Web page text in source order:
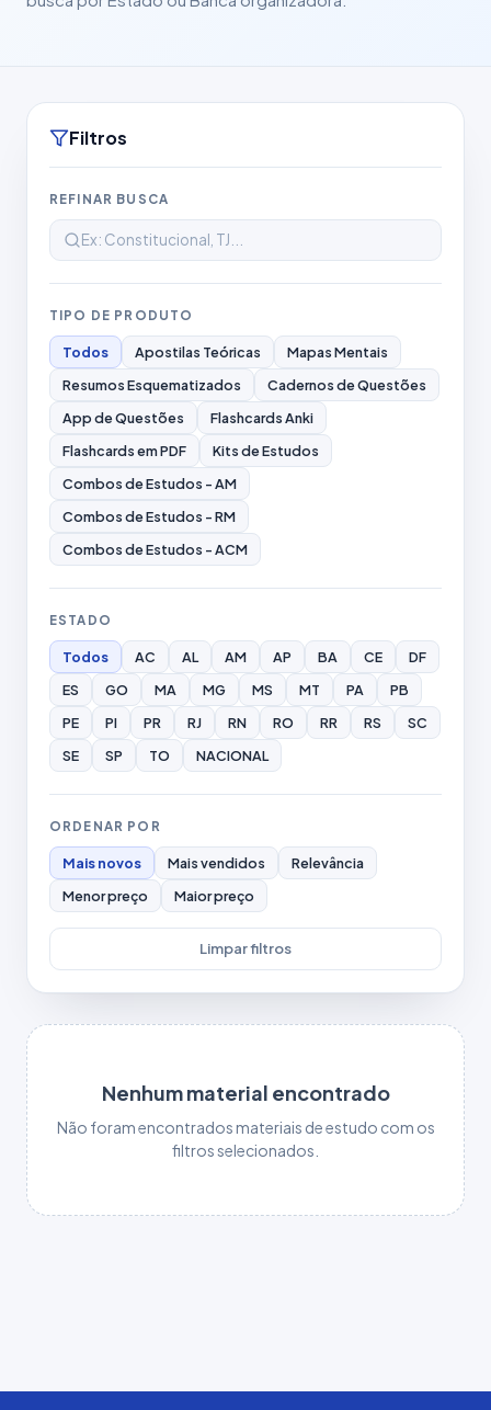
Filtros
REFINAR BUSCA
TIPO DE PRODUTO
Todos Apostilas Teóricas
Mapas Mentais
Resumos Esquematizados
Cadernos de Questões
App de Questões
Flashcards Anki
Flashcards em PDF
Kits de Estudos
Combos de Estudos - AM
Combos de Estudos - RM
Combos de Estudos - ACM
ESTADO
Todos AC AL AM AP BA CE
DF
ES
GO MA MG MS MT PA
PB
PE
PI PR RJ RN RO RR RS
SC
SE
SP TO NACIONAL
ORDENAR POR
Mais novos Mais vendidos
Relevância
Menor preço
Maior preço
Limpar filtros
Nenhum material encontrado
Não foram encontrados materiais de estudo com os
filtros selecionados.